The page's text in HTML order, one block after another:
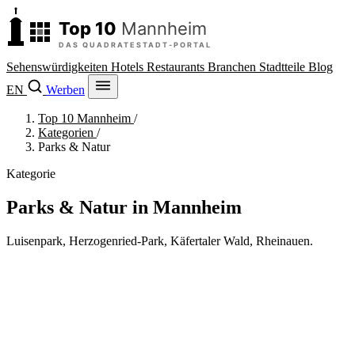
Sehenswürdigkeiten Hotels Restaurants Branchen Stadtteile Blog
EN
Werben
Top 10 Mannheim /
Kategorien /
Parks & Natur
Kategorie
Parks & Natur in Mannheim
Luisenpark, Herzogenried-Park, Käfertaler Wald, Rheinauen.